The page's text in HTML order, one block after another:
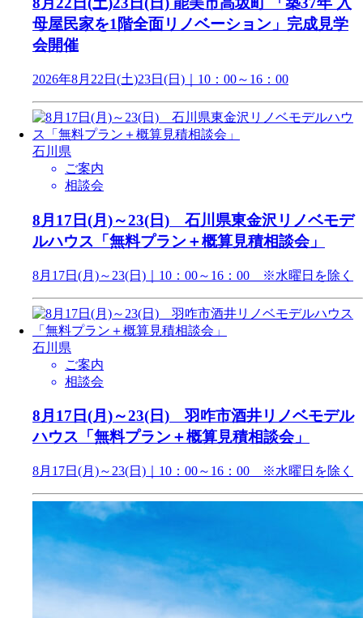
母屋民家を1階全面リノベーション」完成見学
会開催
2026年8月22日(土)23日(日)｜10：00～16：00
石川県
ご案内
相談会
8月17日(月)～23(日) 石川県東金沢リノベモデ
ルハウス「無料プラン＋概算見積相談会」
8月17日(月)～23(日)｜10：00～16：00 ※水曜日を除く
石川県
ご案内
相談会
8月17日(月)～23(日) 羽咋市酒井リノベモデル
ハウス「無料プラン＋概算見積相談会」
8月17日(月)～23(日)｜10：00～16：00 ※水曜日を除く